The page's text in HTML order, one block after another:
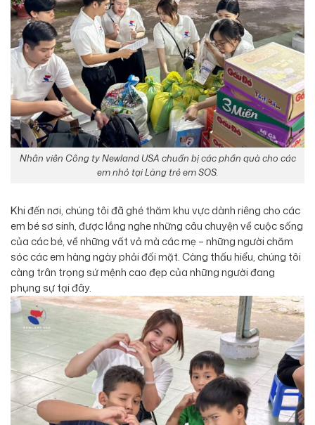
Nhân viên Công ty Newland USA chuẩn bị các phần quà cho các
em nhỏ tại Làng trẻ em SOS.
Khi đến nơi, chúng tôi đã ghé thăm khu vực dành riêng cho các
em bé sơ sinh, được lắng nghe những câu chuyện về cuộc sống
của các bé, về những vất vả mà các mẹ – những người chăm
sóc các em hàng ngày phải đối mặt. Càng thấu hiểu, chúng tôi
càng trân trọng sứ mệnh cao đẹp của những người đang
phụng sự tại đây.